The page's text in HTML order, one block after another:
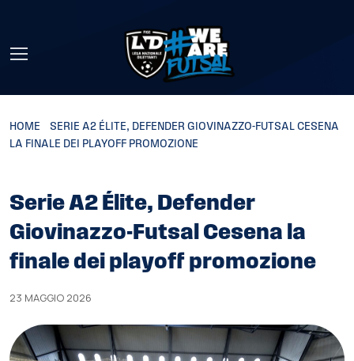
HOME
SERIE A2 ÉLITE, DEFENDER GIOVINAZZO-FUTSAL CESENA
LA FINALE DEI PLAYOFF PROMOZIONE
Serie A2 Élite, Defender
Giovinazzo-Futsal Cesena la
finale dei playoff promozione
23 MAGGIO 2026